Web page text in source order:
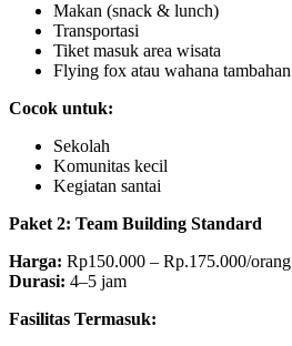
Makan (snack & lunch)
Transportasi
Tiket masuk area wisata
Flying fox atau wahana tambahan
Cocok untuk:
Sekolah
Komunitas kecil
Kegiatan santai
Paket 2: Team Building Standard
Harga: Rp150.000 – Rp.175.000/orang
Durasi: 4–5 jam
Fasilitas Termasuk: